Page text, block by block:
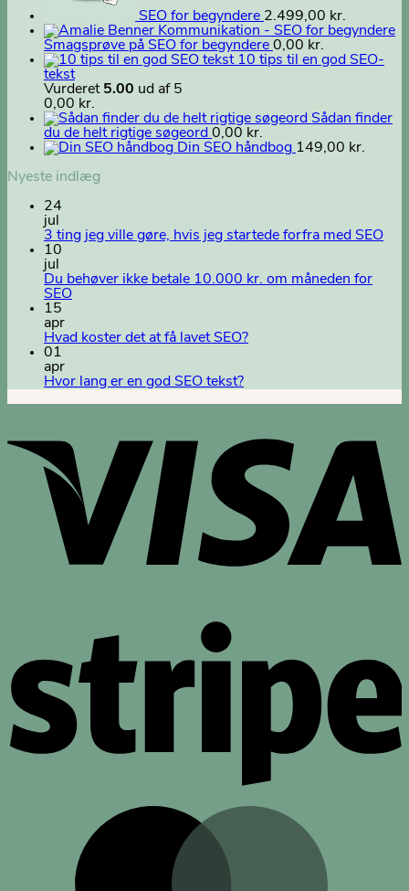
SEO for begyndere 2.499,00 kr.
Smagsprøve på SEO for begyndere 0,00 kr.
10 tips til en god SEO-
tekst
Vurderet 5.00 ud af 5
0,00 kr.
Sådan finder
du de helt rigtige søgeord 0,00 kr.
Din SEO håndbog 149,00 kr.
Nyeste indlæg
24
jul
3 ting jeg ville gøre, hvis jeg startede forfra med SEO
10
jul
Du behøver ikke betale 10.000 kr. om måneden for
SEO
15
apr
Hvad koster det at få lavet SEO?
01
apr
Hvor lang er en god SEO tekst?